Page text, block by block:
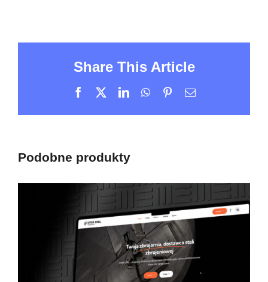
Share This Article
Facebook LinkedInWhatsApp
PinterestEmail
Podobne produkty